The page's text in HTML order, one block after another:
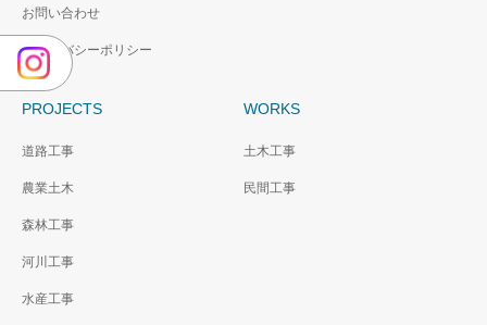
お問い合わせ
プライバシーポリシー
PROJECTS
道路工事
農業土木
森林工事
河川工事
水産工事
WORKS
土木工事
民間工事